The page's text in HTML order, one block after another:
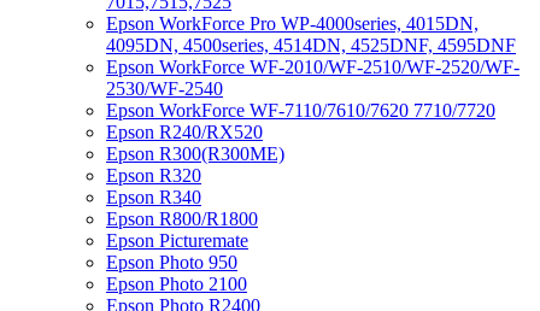
Epson WorkForce Pro WP-4000series, 4015DN,
4095DN, 4500series, 4514DN, 4525DNF, 4595DNF
Epson WorkForce WF-2010/WF-2510/WF-2520/WF-
2530/WF-2540
Epson WorkForce WF-7110/7610/7620 7710/7720
Epson R240/RX520
Epson R300(R300ME)
Epson R320
Epson R340
Epson R800/R1800
Epson Picturemate
Epson Photo 950
Epson Photo 2100
Epson Photo R2400